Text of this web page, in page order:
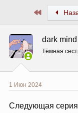
Первый
dark mind
Тёмная
1 Июн 2024
Следующая серия